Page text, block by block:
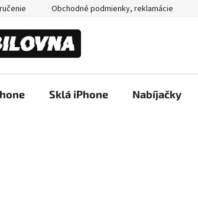
Obchodné podmienky, reklamácie
Sklá iPhone Nabíjačky